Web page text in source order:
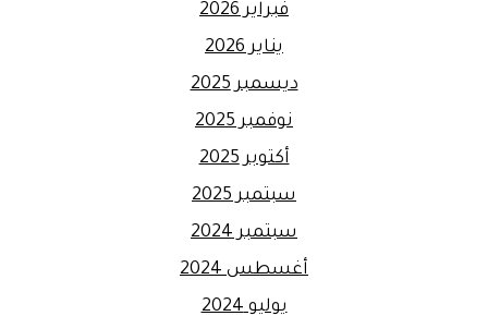
فبراير 2026
يناير 2026
ديسمبر 2025
نوفمبر 2025
أكتوبر 2025
سبتمبر 2025
سبتمبر 2024
أغسطس 2024
يوليو 2024